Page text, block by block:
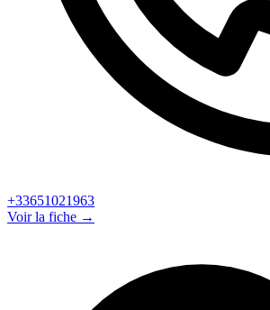
+33651021963
Voir la fiche →